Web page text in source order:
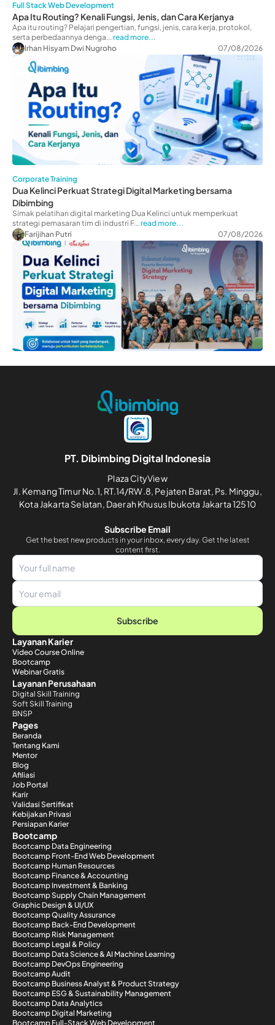
Full Stack Web Development
Apa Itu Routing? Kenali Fungsi, Jenis, dan Cara Kerjanya
Apa itu routing? Pelajari pengertian, fungsi, jenis, cara kerja, protokol,
serta perbedaannya denga...read more...
Irhan Hisyam Dwi Nugroho
07/08/2026
Corporate Training
Dua Kelinci Perkuat Strategi Digital Marketing bersama
Dibimbing
Simak pelatihan digital marketing Dua Kelinci untuk memperkuat
strategi pemasaran tim di industri F...read more...
Farijihan Putri
07/08/2026
PT. Dibimbing Digital Indonesia
Plaza CityView
Jl. Kemang Timur No.1, RT.14/RW.8, Pejaten Barat, Ps. Minggu,
Kota Jakarta Selatan, Daerah Khusus Ibukota Jakarta 12510
Subscribe Email
Get the best new products in your inbox, every day. Get the latest
content first.
Subscribe
Layanan Karier
Video Course Online
Bootcamp
Webinar Gratis
Layanan Perusahaan
Digital Skill Training
Soft Skill Training
BNSP
Pages
Beranda
Tentang Kami
Mentor
Blog
Afiliasi
Job Portal
Karir
Validasi Sertifikat
Kebijakan Privasi
Persiapan Karier
Bootcamp
Bootcamp Data Engineering
Bootcamp Front-End Web Development
Bootcamp Human Resources
Bootcamp Finance & Accounting
Bootcamp Investment & Banking
Bootcamp Supply Chain Management
Graphic Design & UI/UX
Bootcamp Quality Assurance
Bootcamp Back-End Development
Bootcamp Risk Management
Bootcamp Legal & Policy
Bootcamp Data Science & AI Machine Learning
Bootcamp DevOps Engineering
Bootcamp Audit
Bootcamp Business Analyst & Product Strategy
Bootcamp ESG & Sustainability Management
Bootcamp Data Analytics
Bootcamp Digital Marketing
Bootcamp Full-Stack Web Development